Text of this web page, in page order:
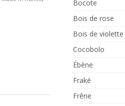
Bocote
Bois de rose
Bois de violette
Cocobolo
Ébène
Fraké
Frêne